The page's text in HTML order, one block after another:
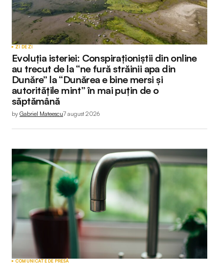
ZI DE ZI
Evoluția isteriei: Conspiraționiștii din online
au trecut de la “ne fură străinii apa din
Dunăre” la “Dunărea e bine mersi și
autoritățile mint” în mai puțin de o
săptămână
by Gabriel Mateescu7 august 2026
COMUNICATE DE PRESĂ